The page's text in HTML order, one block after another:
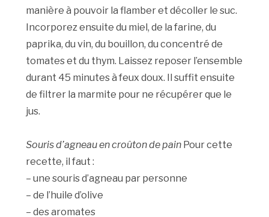
manière à pouvoir la flamber et décoller le suc.
Incorporez ensuite du miel, de la farine, du
paprika, du vin, du bouillon, du concentré de
tomates et du thym. Laissez reposer l’ensemble
durant 45 minutes à feux doux. Il suffit ensuite
de filtrer la marmite pour ne récupérer que le
jus.
Souris d’agneau en croûton de pain Pour cette
recette, il faut :
– une souris d’agneau par personne
– de l’huile d’olive
– des aromates